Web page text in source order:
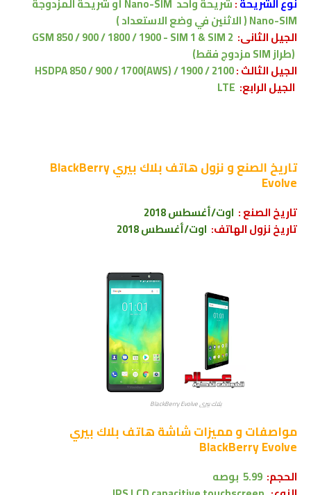
Nano-SIM ( الاثنين في وضع الاستعداد )
الجيل الثانى:
(طراز SIM مزدوج فقط)
الجيل الثالث:
HSDPA 850 / 900 / 1700(AWS) / 1900 / 2100
الجيل الرابع: LTE
تاريخ الصنع و نزول هاتف بلاك بيري BlackBerry
Evolve
تاريخ الصنع : اوت/أغسطس 2018
تاريخ نزول الهاتف: اوت/أغسطس 2018
بلاك بيري BlackBerry Evolve
مواصفات و مميزات شاشةهاتفبلاك بيري
BlackBerry Evolve
الحجم: